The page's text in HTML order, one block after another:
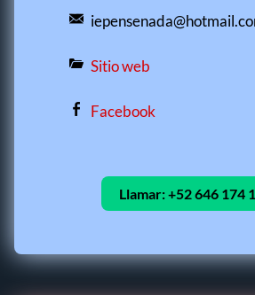
Sitio web
Facebook
Llamar:+52 646 174